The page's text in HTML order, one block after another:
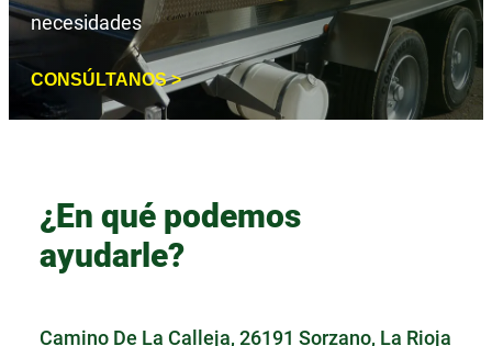
necesidades
CONSÚLTANOS >
¿En qué podemos
ayudarle?
Camino De La Calleja, 26191 Sorzano, La Rioja